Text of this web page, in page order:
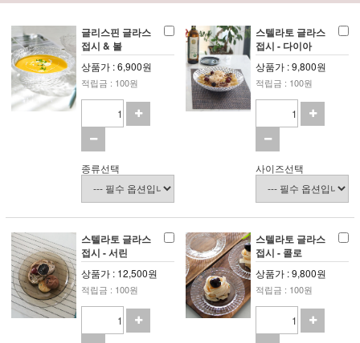
글리스핀 글라스
접시 & 볼
상품가 : 6,900원
적립금 : 100원
종류선택
스텔라토 글라스
접시 - 다이아
상품가 : 9,800원
적립금 : 100원
사이즈선택
스텔라토 글라스
접시 - 서린
상품가 : 12,500원
적립금 : 100원
스텔라토 글라스
접시 - 콜로
상품가 : 9,800원
적립금 : 100원